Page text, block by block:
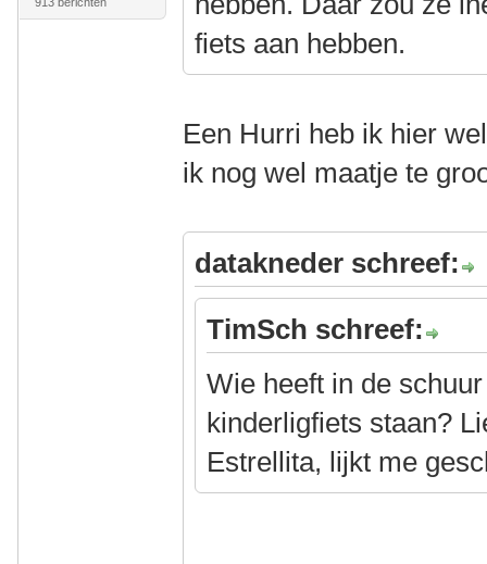
fiets aan hebben.
Een Hurri heb ik hier
ik nog wel maatje te
datakneder schreef:
TimSch schreef:
Wie heeft in de
kinderligfiets staan?
Estrellita, lijkt me